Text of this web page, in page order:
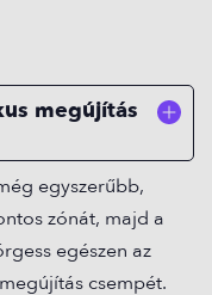
megújítás
egyszerűbb,
zónát, majd a
egészen az
csempét.